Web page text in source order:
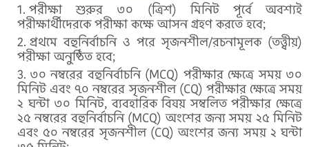
পরীক্ষা শুরুর ৩০ (ত্রিশ) মিনিট পূর্বে অবশ্যই
পরীক্ষার্থীদেরকে পরীক্ষা কক্ষে আসন গ্রহণ করতে হবে;
প্রথমে বহুনির্বাচনি ও পরে সৃজনশীল/রচনামূলক (তত্ত্বীয়)
পরীক্ষা অনুষ্ঠিত হবে;
৩০ নম্বরের বহুনির্বাচনি (MCQ) পরীক্ষার ক্ষেত্রে সময় ৩০
মিনিট এবং ৭০ নম্বরের সৃজনশীল (CQ) পরীক্ষার ক্ষেত্রে সময়
২ ঘন্টা ৩০ মিনিট, ব্যবহারিক বিষয় সম্বলিত পরীক্ষার ক্ষেত্রে
২৫ নম্বরের বহুনির্বাচনি (MCQ) অংশের জন্য সময় ২৫ মিনিট
এবং ৫০ নম্বরের সৃজনশীল (CQ) অংশের জন্য সময় ২ ঘন্টা